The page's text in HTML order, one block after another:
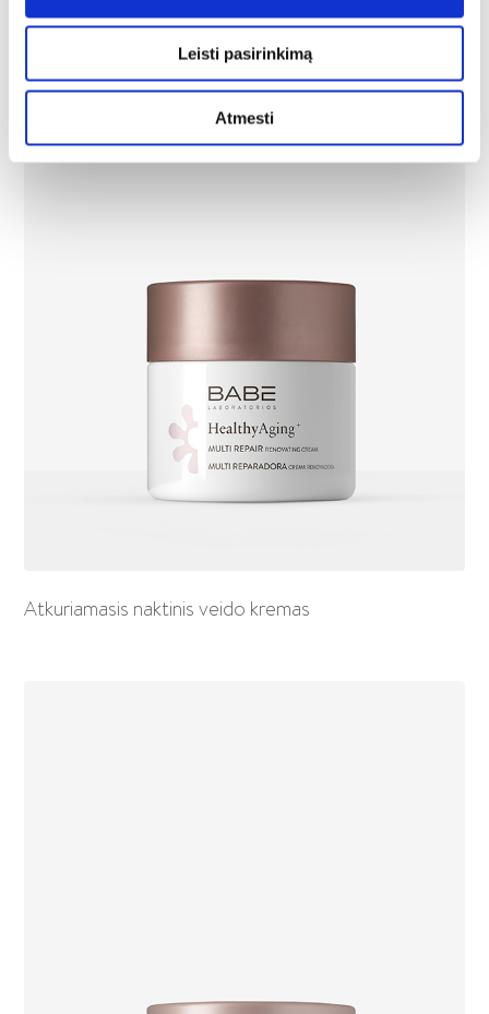
Leisti pasirinkimą
Atmesti
Atkuriamasis naktinis veido kremas